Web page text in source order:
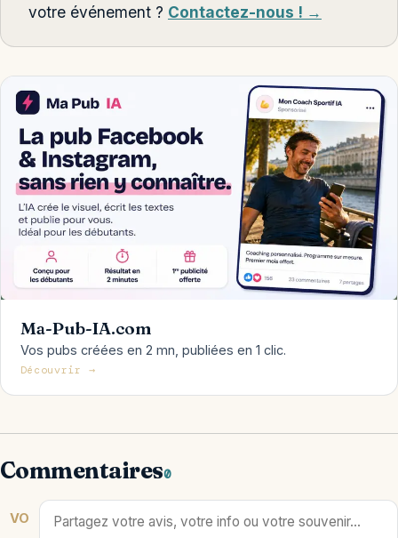
votre événement ? Contactez-nous ! →
Ma-Pub-IA.com
Vos pubs créées en 2 mn, publiées en 1 clic.
Découvrir →
Commentaires0
VO